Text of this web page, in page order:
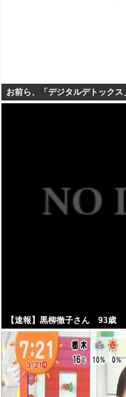
お前ら、「デジタルデトックス
【速報】黒柳徹子さん 93歳